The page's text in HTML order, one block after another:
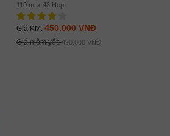
110 ml x 48 Hop
Giá KM: 450.000 VNĐ
Giá niêm yết:490.000 VNĐ